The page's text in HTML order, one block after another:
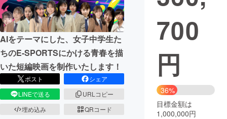
ビジネス・起業 チャレンジ
まちづくり・地域活性化
CAMPFIRE for Social Good CAMPFIRE Creation
CAMPFIREふるさと納税
コミュニティ
AIをテーマにした、女子中学生た
ちのE-SPORTSにかける青春を描
いた短編映画を制作いたします！
ポスト
シェア
LINEで送る
URLコピー
埋め込み
QRコード
700
円
36%
目標金額は
1,000,000円